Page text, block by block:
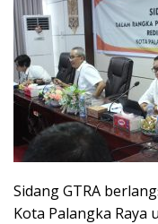
Sidang GTRA
Kota Palangka